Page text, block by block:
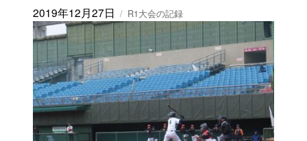
投
稿
日:
2019年12月27日
カ
テ
ゴ
リ
ー
R1大会の記録